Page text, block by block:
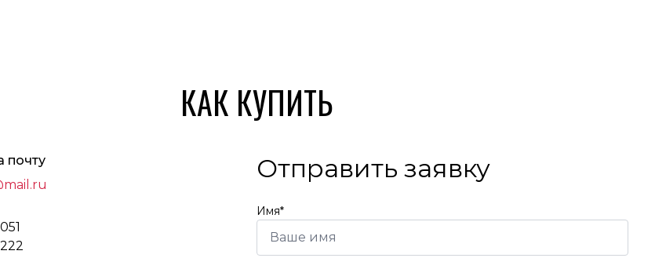
КАК КУПИТЬ
почту
Отправить заявку
Имя*